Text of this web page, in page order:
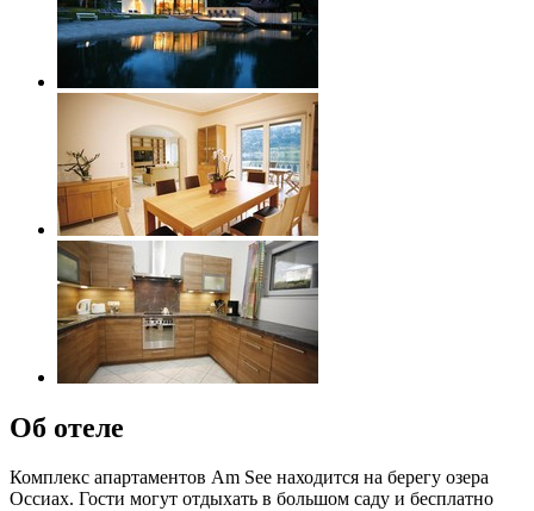
Об отеле
Комплекс апартаментов Аm See находится на берегу озера
Оссиах. Гости могут отдыхать в большом саду и бесплатно